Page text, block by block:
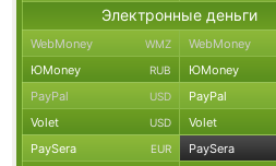
Электронные деньги
WebMoney WMZ WebMoney
ЮMoney RUB ЮMoney
PayPal USD PayPal
Volet USD Volet
PaySera EUR PaySera